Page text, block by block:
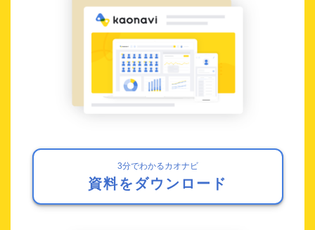
3分でわかるカオナビ
資料をダウンロード